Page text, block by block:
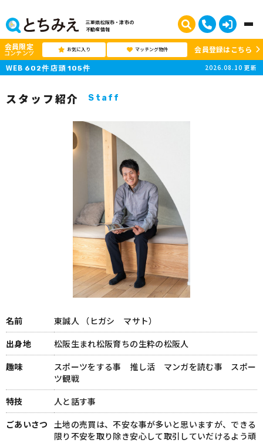
三重県松阪市・津市の
不動産情報
会員限定
コンテンツ お気に入り マッチング物件
会員登録はこちら
WEB 602件 店頭 105件 2026.08.10 更新
スタッフ紹介 Staff
名前
東誠人 （ヒガシ マサト）
出身地
松阪生まれ松阪育ちの生粋の松阪人
趣味
スポーツをする事 推し活 マンガを読む事 スポー
ツ観戦
特技
人と話す事
ごあいさつ 土地の売買は、不安な事が多いと思いますが、できる
限り不安を取り除き安心して取引していだけるよう頑